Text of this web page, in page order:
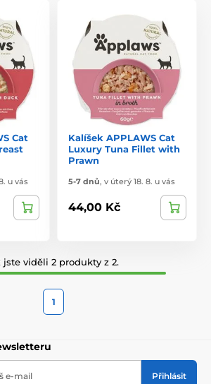
Cat
u vás
Kalíšek APPLAWS Cat
Luxury Tuna Fillet with
Prawn
5-7 dnů, v úterý 18. 8. u vás
44,00 Kč
jste viděli 2 produkty z 2.
1
e-mail Přihlásit